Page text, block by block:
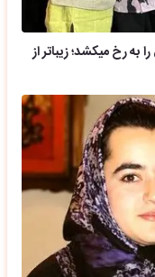
رخ میکشد؛ زیباتر از